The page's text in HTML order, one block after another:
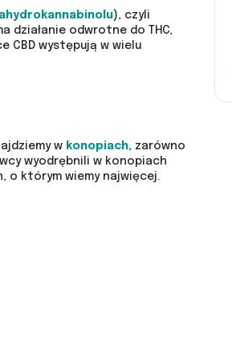
), czyli
działanie odwrotne do THC,
CBD występują w wielu
w konopiach, zarówno
wyodrębnili w konopiach
o którym wiemy najwięcej.